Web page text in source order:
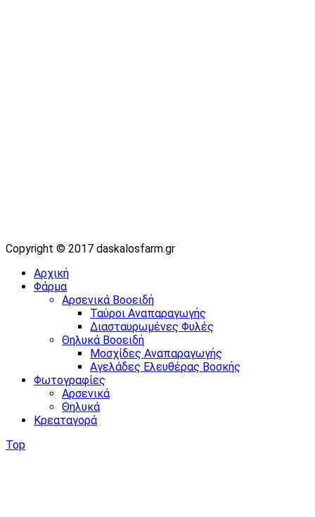
Copyright © 2017 daskalosfarm.gr
Αρχική
Φάρμα
Αρσενικά Βοοειδή
Ταύροι Αναπαραγωγής
Διασταυρωμένες Φυλές
Θηλυκά Βοοειδή
Μοσχίδες Αναπαραγωγής
Αγελάδες Ελευθέρας Βοσκής
Φωτογραφίες
Αρσενικά
Θηλυκά
Κρεαταγορά
Top